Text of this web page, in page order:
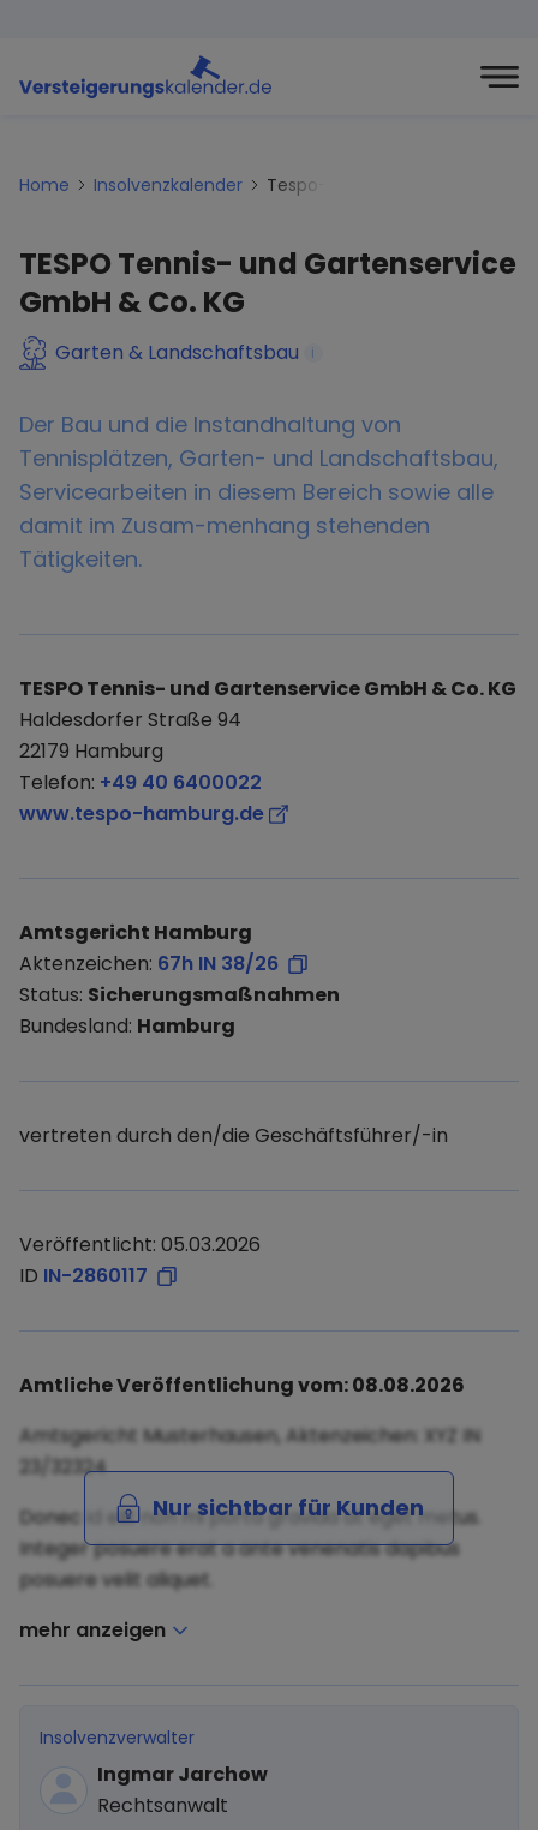
Home Insolvenzkalender Tespo-tennis-und-
TESPO Tennis- und Gartenservice
GmbH & Co. KG
Garten & Landschaftsbau i
Der Bau und die Instandhaltung von
Tennisplätzen, Garten- und Landschaftsbau,
Servicearbeiten in diesem Bereich sowie alle
damit im Zusam-menhang stehenden
Tätigkeiten.
TESPO Tennis- und Gartenservice GmbH & Co. KG
Haldesdorfer Straße 94
22179 Hamburg
Telefon: +49 40 6400022
www.tespo-hamburg.de
Amtsgericht Hamburg
Aktenzeichen: 67h IN 38/26
Status: Sicherungsmaßnahmen
Bundesland: Hamburg
vertreten durch den/die Geschäftsführer/-in
Veröffentlicht: 05.03.2026
ID IN-2860117
Amtliche Veröffentlichung vom: 08.08.2026
Amtsgericht Musterhausen, Aktenzeichen: XYZ IN
23/32324
Donec id elit non mi porta gravida at eget metus.
Integer posuere erat a ante venenatis dapibus
posuere velit aliquet.
Nur sichtbar für Kunden
mehr anzeigen
Insolvenzverwalter
Ingmar Jarchow
Rechtsanwalt